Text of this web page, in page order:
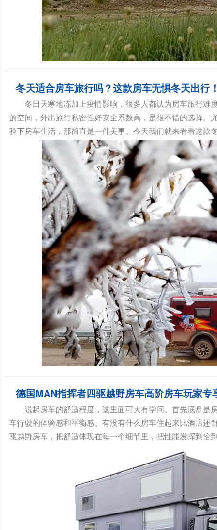
冬天适合房车旅行吗？这款房车无惧冬天出行
冬日天寒地冻加上疫情影响，很多人都认为房车旅行
的空间，外出旅行私密性好安全系数高，是很不错的选择
验下房车生活，那简直是一件美事。今天我们就来看看这款
德国MAN指挥者四驱越野房车高阶房车玩家专
说起房车的舒适程度，这里面可大有学问。首先底盘
车行驶的体验感和平衡感。有没有什么房车住起来比酒店
驱越野房车，把舒适体现在每一个细节里，把性能发挥到恰